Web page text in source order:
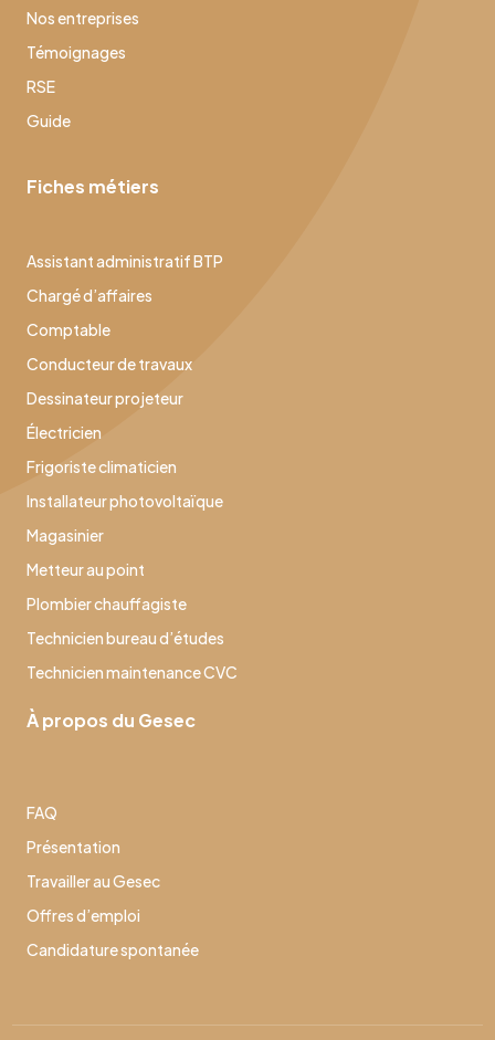
Nos entreprises
Témoignages
RSE
Guide
Fiches métiers
Assistant administratif BTP
Chargé d’affaires
Comptable
Conducteur de travaux
Dessinateur projeteur
Électricien
Frigoriste climaticien
Installateur photovoltaïque
Magasinier
Metteur au point
Plombier chauffagiste
Technicien bureau d’études
Technicien maintenance CVC
À propos du Gesec
FAQ
Présentation
Travailler au Gesec
Offres d’emploi
Candidature spontanée